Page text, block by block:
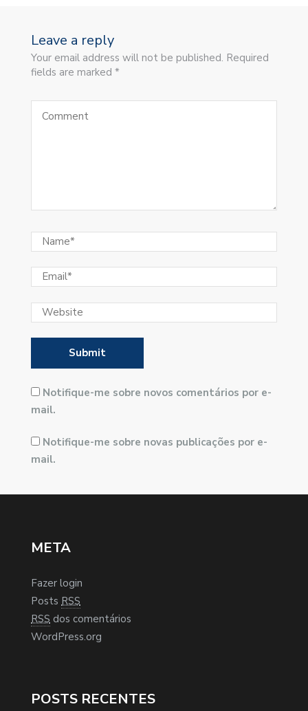
Leave a reply
Your email address will not be published. Required
fields are marked *
Notifique-me sobre novos comentários por e-
mail.
Notifique-me sobre novas publicações por e-
mail.
META
Fazer login
Posts RSS
RSS dos comentários
WordPress.org
POSTS RECENTES